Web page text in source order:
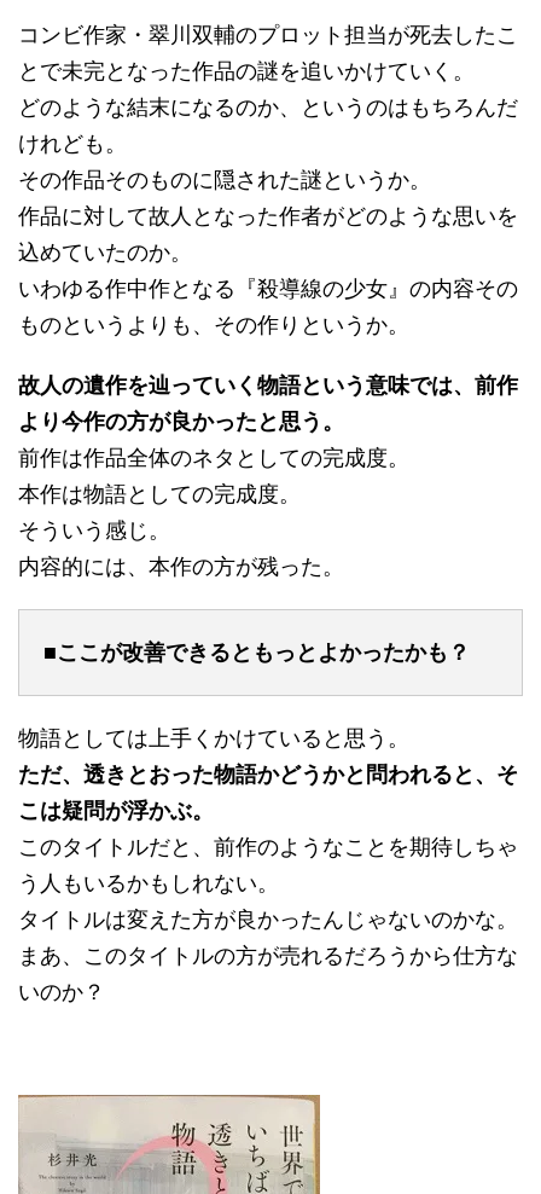
コンビ作家・翠川双輔のプロット担当が死去したこ
とで未完となった作品の謎を追いかけていく。
どのような結末になるのか、というのはもちろんだ
けれども。
その作品そのものに隠された謎というか。
作品に対して故人となった作者がどのような思いを
込めていたのか。
いわゆる作中作となる『殺導線の少女』の内容その
ものというよりも、その作りというか。
故人の遺作を辿っていく物語という意味では、前作
より今作の方が良かったと思う。
前作は作品全体のネタとしての完成度。
本作は物語としての完成度。
そういう感じ。
内容的には、本作の方が残った。
■ここが改善できるともっとよかったかも？
物語としては上手くかけていると思う。
ただ、透きとおった物語かどうかと問われると、そ
こは疑問が浮かぶ。
このタイトルだと、前作のようなことを期待しちゃ
う人もいるかもしれない。
タイトルは変えた方が良かったんじゃないのかな。
まあ、このタイトルの方が売れるだろうから仕方な
いのか？